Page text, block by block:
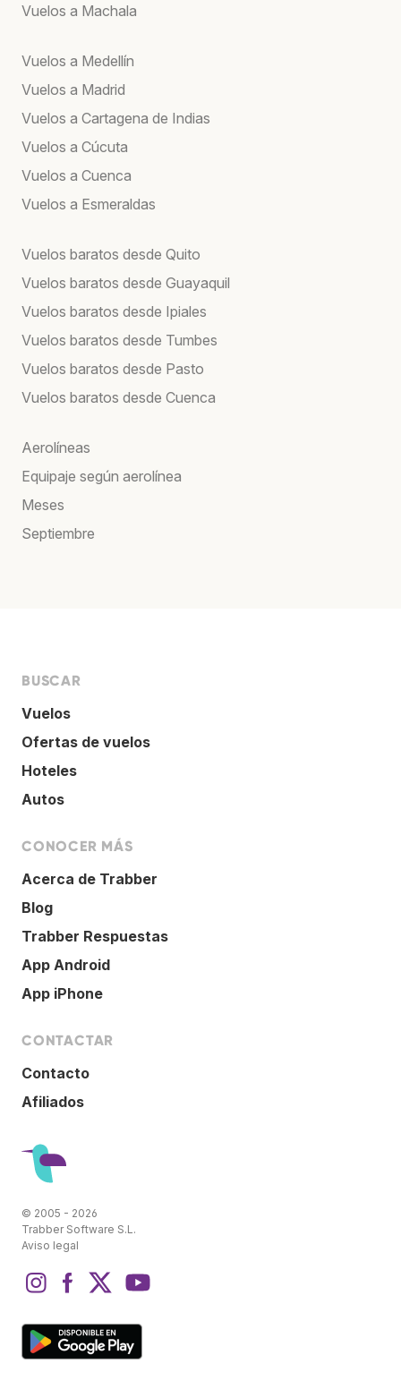
Vuelos a Machala
Vuelos a Medellín
Vuelos a Madrid
Vuelos a Cartagena de Indias
Vuelos a Cúcuta
Vuelos a Cuenca
Vuelos a Esmeraldas
Vuelos baratos desde Quito
Vuelos baratos desde Guayaquil
Vuelos baratos desde Ipiales
Vuelos baratos desde Tumbes
Vuelos baratos desde Pasto
Vuelos baratos desde Cuenca
Aerolíneas
Equipaje según aerolínea
Meses
Septiembre
BUSCAR
Vuelos
Ofertas de vuelos
Hoteles
Autos
CONOCER MÁS
Acerca de Trabber
Blog
Trabber Respuestas
App Android
App iPhone
CONTACTAR
Contacto
Afiliados
© 2005 - 2026
Trabber Software S.L.
Aviso legal